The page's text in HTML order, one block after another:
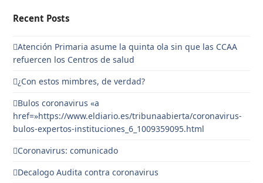
Recent Posts
Atención Primaria asume la quinta ola sin que las CCAA
refuercen los Centros de salud
¿Con estos mimbres, de verdad?
Bulos coronavirus «a
href=»https://www.eldiario.es/tribunaabierta/coronavirus-
bulos-expertos-instituciones_6_1009359095.html
Coronavirus: comunicado
Decalogo Audita contra coronavirus